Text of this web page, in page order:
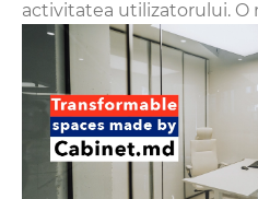
activitatea utilizatorului. O masă reglabilă este cea
mai bună alegere pentru
doresc să se adapteze la